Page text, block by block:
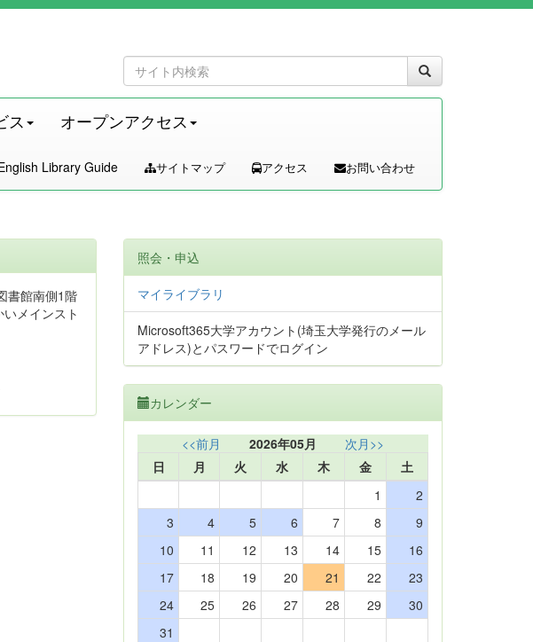
ス オープンアクセス
Library Guide サイトマップ アクセス お問い合わせ
書館南側1階
メインスト
照会・申込
マイライブラリ
Microsoft365大学アカウント(埼玉大学発行のメール
アドレス)とパスワードでログイン
カレンダー
<<前月 2026年05月
次月>>
日
月 火 水 木 金
土
1
2
3
4 5 6 7 8
9
10
11 12 13 14 15
16
17
18 19 20 21 22
23
24
25 26 27 28 29
30
31